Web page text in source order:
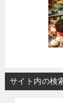
サイト内の検